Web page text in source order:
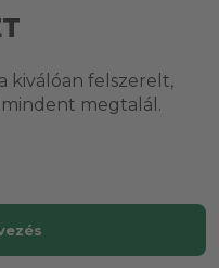
kiválóan felszerelt,
megtalál.